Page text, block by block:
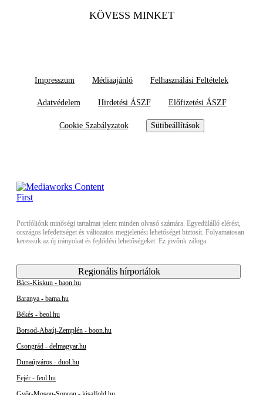
KÖVESS MINKET
Impresszum Médiaajánló Felhasználási Feltételek
Adatvédelem Hirdetési ÁSZF Előfizetési ÁSZF
Cookie Szabályzatok Sütibeállítások
Portfóliónk minőségi tartalmat jelent minden olvasó számára. Egyedülálló elérést,
országos lefedettséget és változatos megjelenési lehetőséget biztosít. Folyamatosan
keressük az új irányokat és fejlődési lehetőségeket. Ez jövőnk záloga.
Regionális hírportálok
Bács-Kiskun - baon.hu
Baranya - bama.hu
Békés - beol.hu
Borsod-Abaúj-Zemplén - boon.hu
Csongrád - delmagyar.hu
Dunaújváros - duol.hu
Fejér - feol.hu